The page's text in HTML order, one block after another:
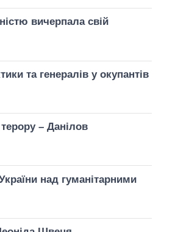
вичерпала свій
та генералів у окупантів
– Данілов
над гуманітарними